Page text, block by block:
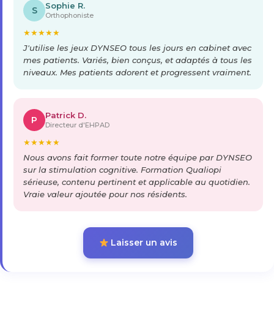
S Sophie R.
Orthophoniste
★★★★★
J'utilise les jeux DYNSEO tous les jours en cabinet avec
mes patients. Variés, bien conçus, et adaptés à tous les
niveaux. Mes patients adorent et progressent vraiment.
P Patrick D.
Directeur d'EHPAD
★★★★★
Nous avons fait former toute notre équipe par DYNSEO
sur la stimulation cognitive. Formation Qualiopi
sérieuse, contenu pertinent et applicable au quotidien.
Vraie valeur ajoutée pour nos résidents.
Laisser un avis